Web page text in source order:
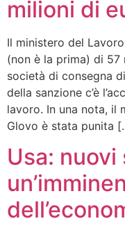
milioni di
Il ministero del
(non è la prima) di
società di consegna
della sanzione c’è
lavoro. In una nota, il
Glovo è stata punita
Usa: nuovi